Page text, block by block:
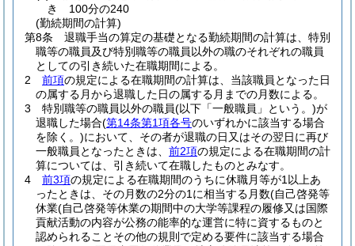
き 100分の240
(勤続期間の計算)
第8条
退職手当の算定の基礎となる勤続期間の計算は、特別
職等の職員及び特別職等の職員以外の職のそれぞれの職員
としての引き続いた在職期間による。
2
前項の規定による在職期間の計算は、当該職員となった日
の属する月から退職した日の属する月までの月数による。
3
特別職等の職員以外の職員(以下「一般職員」という。)が
退職した場合(第14条第1項各号のいずれかに該当する場合
を除く。)において、その者が退職の日又はその翌日に再び
一般職員となったときは、 前2項の規定による在職期間の計
算については、引き続いて在職したものとみなす。
4
前3項の規定による在職期間のうちに休職月等が1以上あ
ったときは、その月数の2分の1に相当する月数(自己啓発等
休業(自己啓発等休業の期間中の大学等課程の履修又は国際
貢献活動の内容が公務の能率的な運営に特に資するものと
認められることその他の規則で定める要件に該当する場合